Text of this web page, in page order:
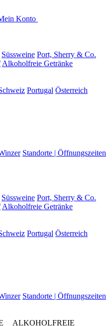
Konto
Süssweine Port, Sherry & Co.
Alkoholfreie Getränke
Portugal Österreich
Standorte | Öffnungszeiten
Süssweine Port, Sherry & Co.
Alkoholfreie Getränke
Portugal Österreich
Standorte | Öffnungszeiten
ALKOHOLFREIE